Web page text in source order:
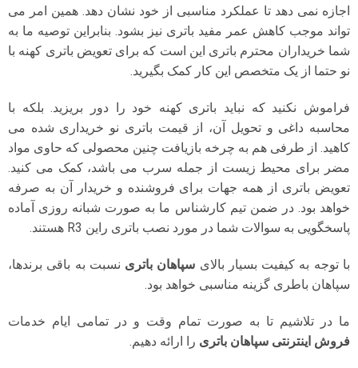
اجازه نمی دهد تا عملکرد مناسبی از خود نشان دهد. همین امر می
تواند موجب کاهش عمر مفید باتری نیز بشود. بنابراین توصیه ما به
شما خریداران محترم باتری این است که برای تعویض باتری کهنه با
نو حتما از یک متخصص این کار کمک بگیرید.
فراموش نکنید که نباید باتری کهنه خود را دور بریزید. بلکه با
محاسبه داغی و تحویل آن، از قیمت باتری نو خریداری شده می
کاهید. از طرفی هم به چرخه بازیافت چنین محصولی که حاوی مواد
مضر برای محیط زیست از جمله سرب می باشد، کمک می کنید.
تعویض باتری از همه جهات برای فروشنده و خریدار آن به صرفه
خواهد بود. در ضمن تیم کارشناس ما به صورت شبانه روزی آماده
پاسخگویی به سوالات شما در مورد نصب باتری راین R3 هستند.
با توجه به کیفیت بسیار بالای سپاهان باتری نسبت به باقی برندها،
سپاهان باطری گزینه مناسبی خواهد بود.
ما در تلاشیم تا به صورت تمام وقت و در تمامی ایام خدمات
فروش اینترنتی سپاهان باتری را ارائه دهیم.